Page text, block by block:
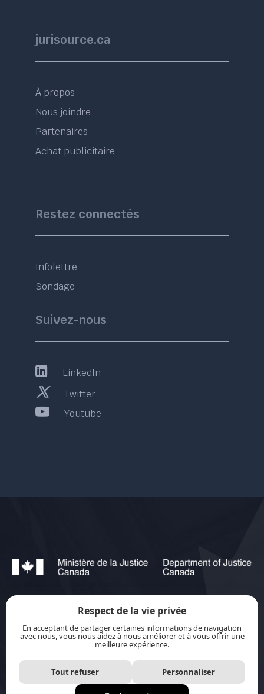
jurisource.ca
À propos
Nous joindre
Partenaires
Achat publicitaire
Restez connectés
Infolettre
Sondage
Suivez-nous
LinkedIn
Twitter
Youtube
jurisource.ca est financé par le ministère de la
Justice du Canada dans le cadre duPlan
d’action pour les langues officielles 2023-2028 :
Protection-promotion-collaboration.
Respect de la vie privée
En acceptant de partager certaines informations de navigation
avec nous, vous nous aidez à nous améliorer et à vous offrir une
meilleure expérience.
Tout refuser Personnaliser